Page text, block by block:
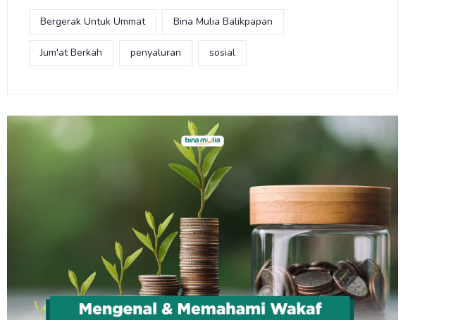
Bergerak Untuk Ummat Bina Mulia Balikpapan
Jum'at Berkah penyaluran sosial